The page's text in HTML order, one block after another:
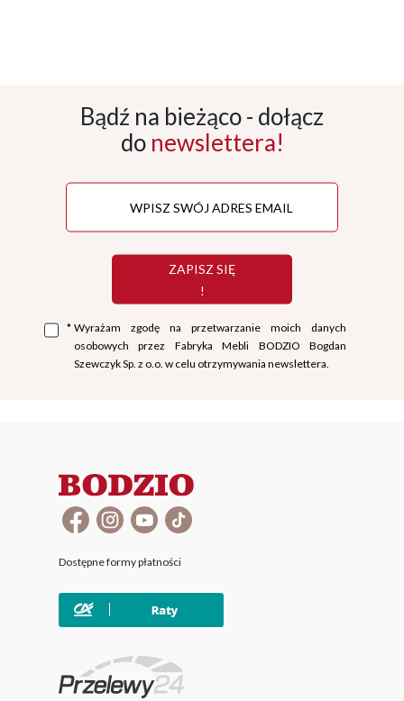
Bądź na bieżąco - dołącz
do newslettera!
ZAPISZ SIĘ
!
* Wyrażam zgodę na przetwarzanie moich danych
osobowych przez Fabryka Mebli BODZIO Bogdan
Szewczyk Sp. z o.o. w celu otrzymywania newslettera.
Dostępne formy płatności